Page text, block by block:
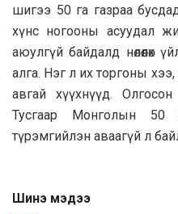
шигээ 50 га газраа
хүнс ногооны асуудал
аюулгүй байдалд нөлөөлөх
алга. Нэг л их торгоны
авгай хүүхнүүд.
Тусгаар Монголын 50
түрэмгийлэн аваагүй л
Шинэ мэдээ